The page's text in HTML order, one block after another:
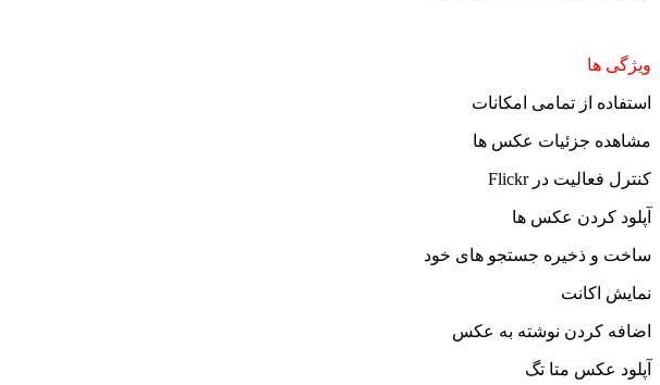
ویژگی ها
استفاده از تمامی امکانات
مشاهده جزئیات عکس ها
کنترل فعالیت در Flickr
آپلود کردن عکس ها
ساخت و ذخیره جستجو های خود
نمایش اکانت
اضافه کردن نوشته به عکس
آپلود عکس متا تگ